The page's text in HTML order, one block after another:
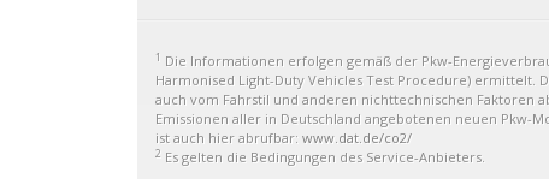
1 Die Informationen erfolgen gemäß der Pkw-
Harmonised Light-Duty Vehicles Test Procedure) ermittelt.
auch vom Fahrstil und anderen nichttechnischen Faktoren
Emissionen aller in Deutschland angebotenen neuen Pkw-
ist auch hier abrufbar: www.dat.de/co2/
2 Es gelten die Bedingungen des Service-Anbieters.